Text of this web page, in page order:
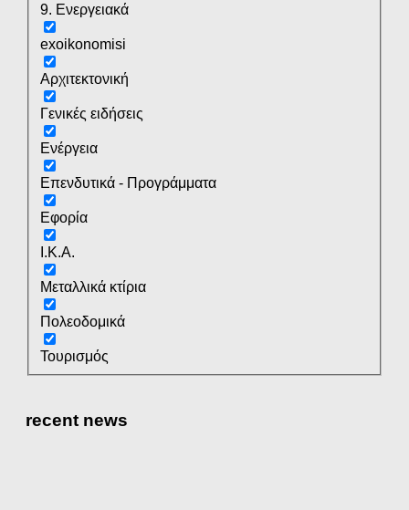
9. Ενεργειακά
exoikonomisi
Αρχιτεκτονική
Γενικές ειδήσεις
Ενέργεια
Επενδυτικά - Προγράμματα
Εφορία
Ι.Κ.Α.
Μεταλλικά κτίρια
Πολεοδομικά
Τουρισμός
recent news